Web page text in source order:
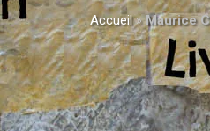
Accueil»Maurice